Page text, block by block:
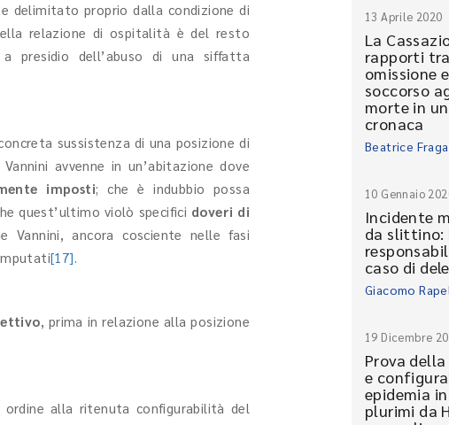
delimitato proprio dalla condizione di
relazione di ospitalità è del resto
presidio dell’abuso di una siffatta
sussistenza di una posizione di
avvenne in un’abitazione dove
imposti; che è indubbio possa
quest’ultimo violò specifici doveri di
Vannini, ancora cosciente nelle fasi
[17].
, prima in relazione alla posizione
alla ritenuta configurabilità del
13 Aprile 2020
La
rapporti
omissione
soccorso
morte in
cronaca
Beatrice
10 Gennaio
Incidente
da slittino:
caso di
Giacomo
19 Dicembre
Prova
e
epidemia
plurimi da